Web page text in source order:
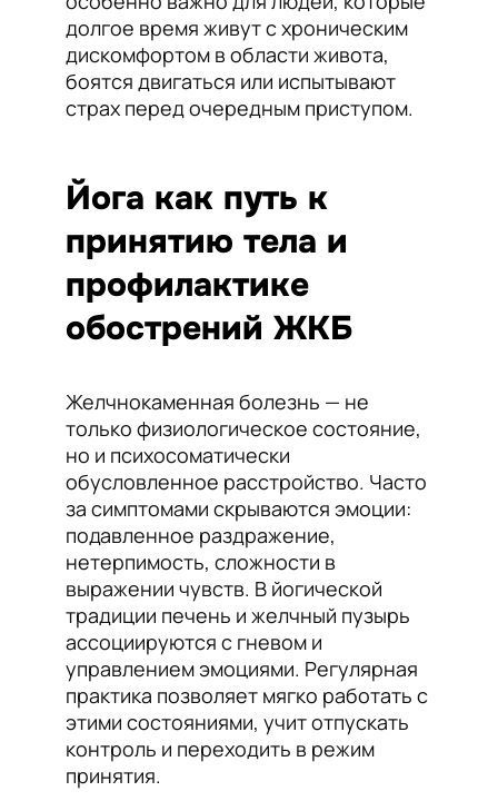
долгое время живут с хроническим
дискомфортом в области живота,
боятся двигаться или испытывают
страх перед очередным приступом.
Йога как путь к
принятию тела и
профилактике
обострений ЖКБ
Желчнокаменная болезнь — не
только физиологическое состояние,
но и психосоматически
обусловленное расстройство. Часто
за симптомами скрываются эмоции:
подавленное раздражение,
нетерпимость, сложности в
выражении чувств. В йогической
традиции печень и желчный пузырь
ассоциируются с гневом и
управлением эмоциями. Регулярная
практика позволяет мягко работать с
этими состояниями, учит отпускать
контроль и переходить в режим
принятия.